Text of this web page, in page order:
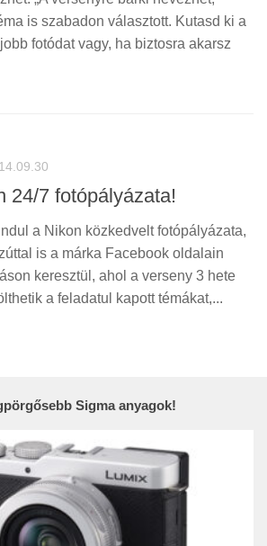
is szabadon választott. Kutasd ki a
fotódat vagy, ha biztosra akarsz
24/7 fotópályázata!
a Nikon közkedvelt fotópályázata,
is a márka Facebook oldalain
keresztül, ahol a verseny 3 hete
a feladatul kapott témákat,...
Sigma anyagok!